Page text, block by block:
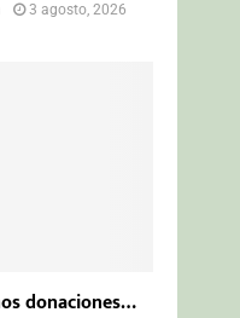
3 agosto, 2026
donaciones…